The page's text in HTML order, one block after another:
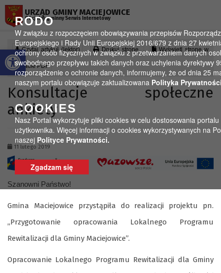
Otwórz pasek narzędzi
RODO
W związku z rozpoczęciem obowiązywania przepisów
Europejskiego i Rady Unii Europejskiej 2016/679 z dnia 27
ochrony osób fizycznych w związku z przetwarzaniem danych
swobodnego przepływu takich danych oraz uchylenia dyrektywy
rozporządzenie o ochronie danych, informujemy, że od dnia 25
naszym portalu obowiązuje zaktualizowana Polityka
COOKIES
Nasz Portal wykorzytuje pliki cookies w celu dostosowania
użytkownika. Więcej informacji o cookies wykorzystywanych na
naszej Polityce Prywatności.
Zgadzam się
URZĄD GMINY MACIEJOWICE
Oficjalny gminny Serwis Internetowy
Czytaj artykuł (lektor) Drukuj stronę Wyświetl stronę w
formacie PDF
Konsultacje społeczne
ankiety
11 lutego 2019
Szanowni Państwo!
Gmina Maciejowice przystąpiła do realizacji projektu pn.
„Przygotowanie opracowania Lokalnego Programu
Rewitalizacji dla Gminy Maciejowice”.
Opracowanie Lokalnego Programu Rewitalizacji dla Gminy